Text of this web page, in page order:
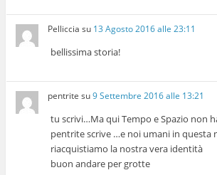
Pelliccia su 13 Agosto 2016 alle 23:11
bellissima storia!
pentrite su9 Settembre 2016 alle 13:21
tu scrivi…Ma qui Tempo e Spazio non
pentrite scrive …e noi umani in questa
riacquistiamo la nostra vera identità
buon andare per grotte